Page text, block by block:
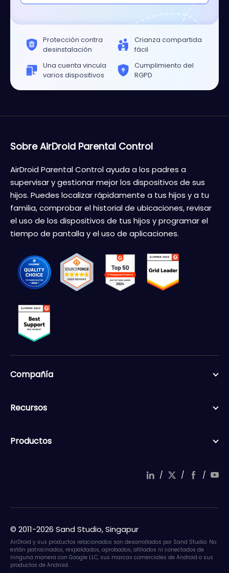
Protección contra
desinstalación
Crianza compartida
fácil
Una cuenta vincula
varios dispositivos
Cumplimiento del
RGPD
Sobre AirDroid Parental Control
AirDroid Parental Control ayuda a los padres a
supervisar y gestionar mejor los dispositivos de sus
hijos. Puedes localizar rápidamente a tus hijos y a tu
familia, comprobar el historial de ubicaciones, revisar
el uso de los dispositivos de tus hijos y programar el
tiempo de pantalla y el uso de aplicaciones.
Compañía
Recursos
Productos
/ / /
© 2011-2026 Sand Studio, Singapur
AirDroid y sus productos relacionados son desarrollados por Sand Studio. No
están patrocinados, respaldados, aprobados, afiliados ni conectados de
ninguna manera con Google LLC, sus marcas comerciales de Android o sus
productos de Android.